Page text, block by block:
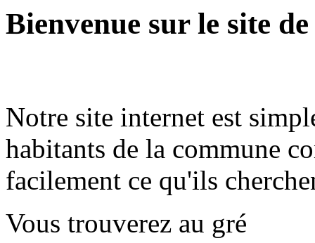
Bienvenue sur le site
Notre site internet est
habitants de la commune
facilement ce qu'ils
Vous trouverez au gré